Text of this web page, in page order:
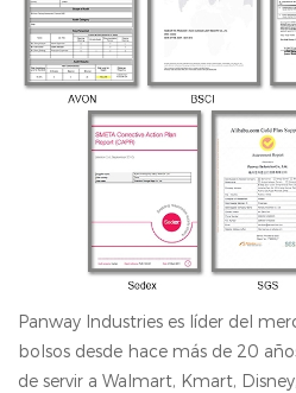
Panway Industries es líder del
bolsos desde hace más de 20
de servir a Walmart, Kmart,